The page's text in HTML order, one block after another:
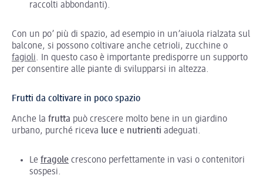
raccolti abbondanti).
Con un po’ più di spazio, ad esempio in un’aiuola rialzata sul
balcone, si possono coltivare anche cetrioli, zucchine o
fagioli. In questo caso è importante predisporre un supporto
per consentire alle piante di svilupparsi in altezza.
Frutti da coltivare in poco spazio
Anche la frutta può crescere molto bene in un giardino
urbano, purché riceva luce e nutrienti adeguati.
Le fragole crescono perfettamente in vasi o contenitori
sospesi.